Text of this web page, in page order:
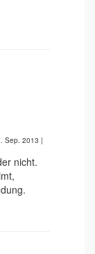
Sep. 2013 |
nicht.